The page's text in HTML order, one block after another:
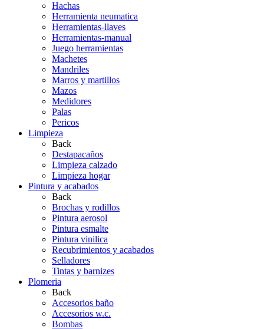
Hachas
Herramienta neumatica
Herramientas-llaves
Herramientas-manual
Juego herramientas
Machetes
Mandriles
Marros y martillos
Mazos
Medidores
Palas
Pericos
Limpieza
Back
Destapacaños
Limpieza calzado
Limpieza hogar
Pintura y acabados
Back
Brochas y rodillos
Pintura aerosol
Pintura esmalte
Pintura vinilica
Recubrimientos y acabados
Selladores
Tintas y barnizes
Plomeria
Back
Accesorios baño
Accesorios w.c.
Bombas